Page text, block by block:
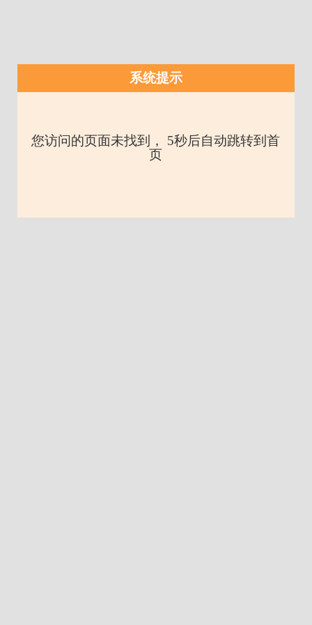
系统提示
您访问的页面未找到， 5秒后自动跳转到首
页